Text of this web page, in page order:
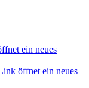
ein neues
öffnet ein neues